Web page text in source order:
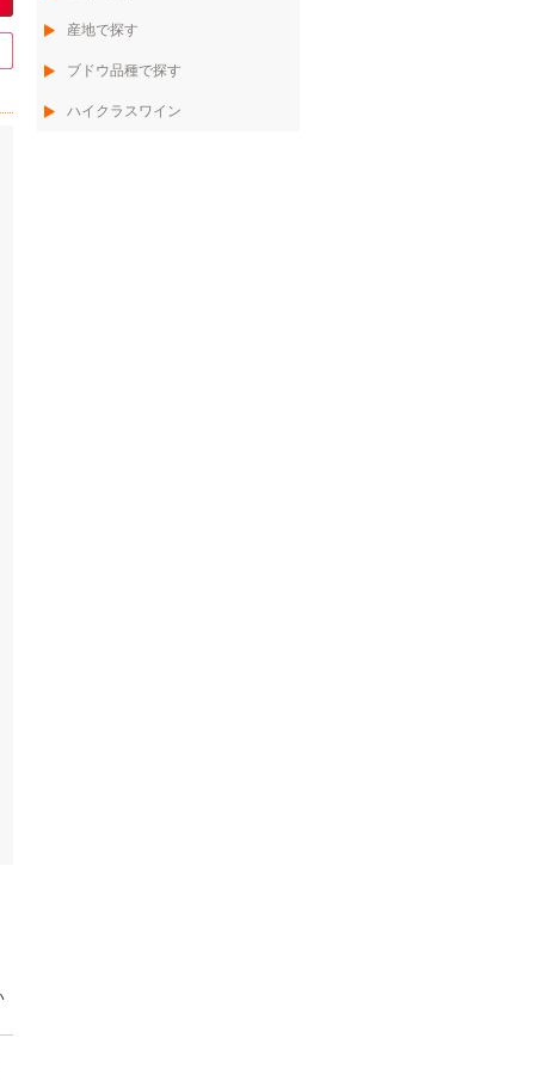
産地で探す
ブドウ品種で探す
ハイクラスワイン